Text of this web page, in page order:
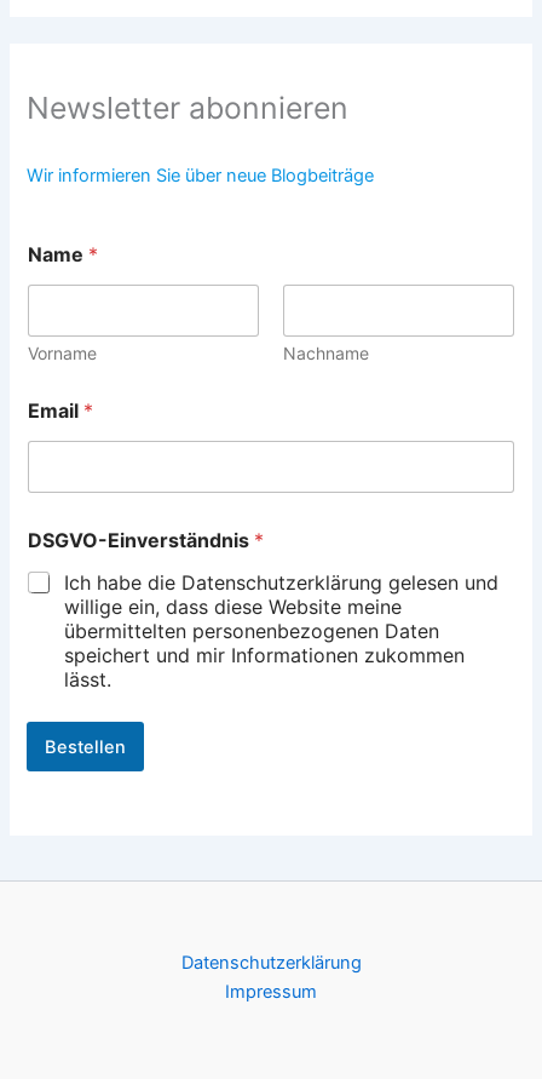
Newsletter abonnieren
Wir informieren Sie über neue Blogbeiträge
Name *
Vorname Nachname
S
G
O
E
i
n
v
N
Email *
DSGVO-Einverständnis *
Ich habe die Datenschutzerklärung gelesen und
willige ein, dass diese Website meine
übermittelten personenbezogenen Daten
speichert und mir Informationen zukommen
lässt.
Bestellen
Datenschutzerklärung
Impressum